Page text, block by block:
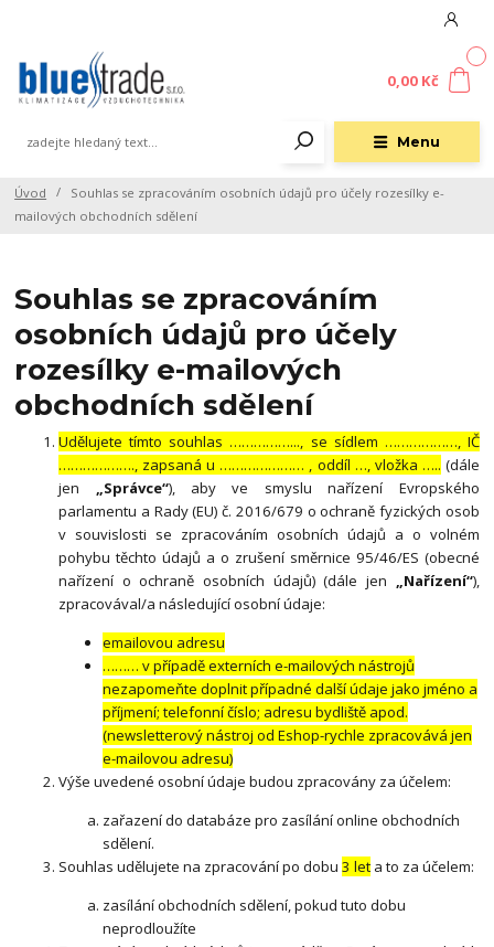
Menu
0,00 Kč
Úvod
Souhlas se zpracováním osobních údajů pro účely rozesílky e-
mailových obchodních sdělení
Souhlas se zpracováním
osobních údajů pro účely
rozesílky e-mailových
obchodních sdělení
Udělujete tímto souhlas ……………..., se sídlem ………………, IČ
………………., zapsaná u ………………… , oddíl …, vložka ….. (dále
jen
„Správce“), aby ve smyslu nařízení Evropského
parlamentu a Rady (EU) č. 2016/679 o ochraně fyzických osob
v souvislosti se zpracováním osobních údajů a o volném
pohybu těchto údajů a o zrušení směrnice 95/46/ES (obecné
nařízení o ochraně osobních údajů) (dále jen
„Nařízení“),
zpracovával/a následující osobní údaje:
emailovou adresu
……… v případě externích e-mailových nástrojů
nezapomeňte doplnit případné další údaje jako jméno a
příjmení; telefonní číslo; adresu bydliště apod.
(newsletterový nástroj od Eshop-rychle zpracovává jen
e-mailovou adresu)
Výše uvedené osobní údaje budou zpracovány za účelem:
zařazení do databáze pro zasílání online obchodních
sdělení.
Souhlas udělujete na zpracování po dobu3 let a to za účelem:
zasílání obchodních sdělení, pokud tuto dobu
neprodloužíte